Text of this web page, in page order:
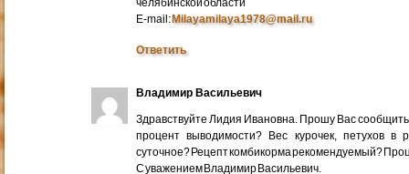
E-mail:Milayamilaya1978@mail.ru
Ответить
Владимир Васильевич
Здравствуйте Лидия Ивановна. Прошу Вас
процент выводимости? Вес курочек, петухов в
суточное? Рецепт комбикорма рекомендуемый?
С уважением Владимир Васильевич.